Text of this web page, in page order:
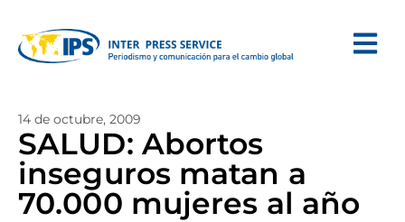
14 de octubre, 2009
SALUD: Abortos
inseguros matan a
70.000 mujeres al año